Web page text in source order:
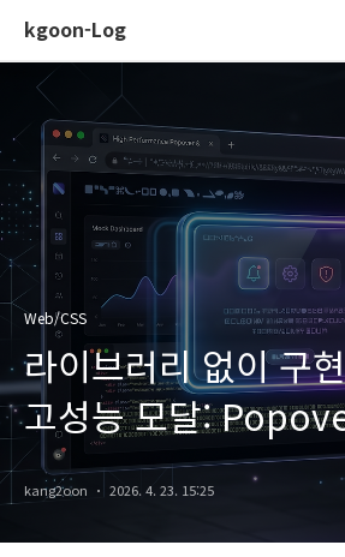
kgoon-Log
Web/CSS
라이브러리 없이 구
고성능 모달:
Dialog 비교 분석
kang2oon 2026. 4. 23. 15:25